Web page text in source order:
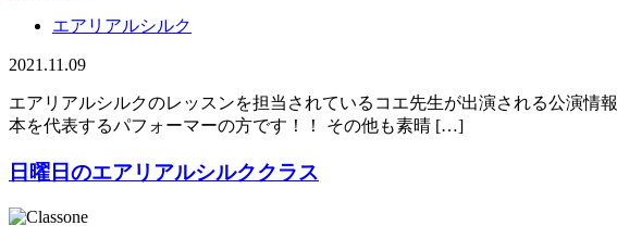
エアリアルシルク
2021.11.09
エアリアルシルクのレッスンを担当されているコエ先生が出演される公演情
本を代表するパフォーマーの方です！！ その他も素晴 […]
日曜日のエアリアルシルククラス